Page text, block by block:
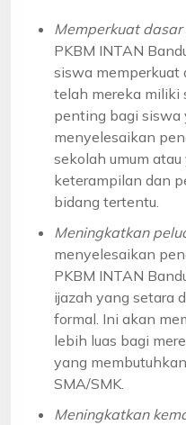
Memperkuat
PKBM INTAN
siswa memperkuat
telah mereka miliki
penting bagi siswa
menyelesaikan
sekolah umum
keterampilan dan
bidang tertentu.
Meningkatkan
menyelesaikan
PKBM INTAN
ijazah yang setara
formal. Ini akan
lebih luas bagi
yang
SMA/SMK.
Meningkatkan